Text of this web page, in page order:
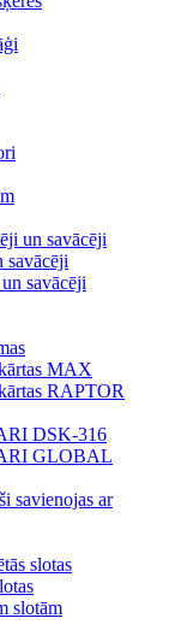
un savācēji
savācēji
savācēji
MAX
RAPTOR
DSK-316
GLOBAL
savienojas ar
slotas
slotām